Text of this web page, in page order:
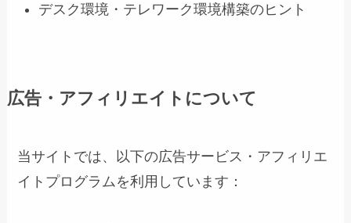
デスク環境・テレワーク環境構築のヒント
広告・アフィリエイトについて
当サイトでは、以下の広告サービス・アフィリエ
イトプログラムを利用しています：